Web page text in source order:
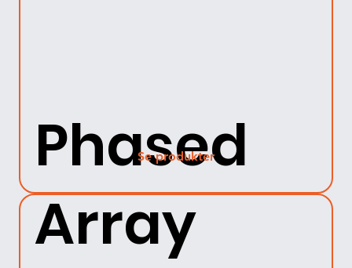
Phased
Array
Se produkter